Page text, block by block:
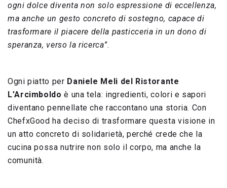
ogni dolce diventa non solo espressione di eccellenza,
ma anche un gesto concreto di sostegno, capace di
trasformare il piacere della pasticceria in un dono di
speranza, verso la ricerca”.
Ogni piatto per Daniele Meli del Ristorante
L’Arcimboldoè una tela: ingredienti, colori e sapori
diventano pennellate che raccontano una storia. Con
ChefxGood ha deciso di trasformare questa visione in
un atto concreto di solidarietà, perché crede che la
cucina possa nutrire non solo il corpo, ma anche la
comunità.